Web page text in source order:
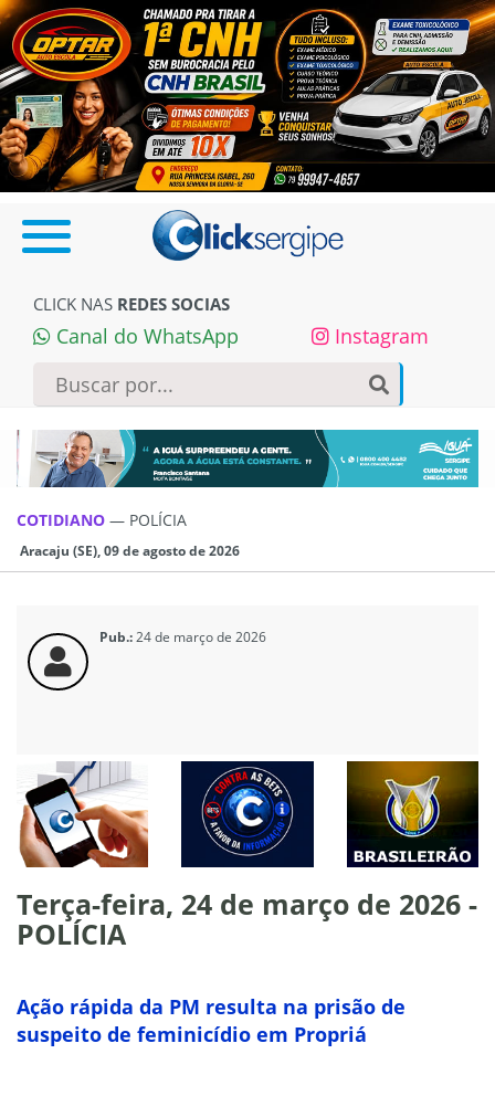
CLICK NAS REDES SOCIAS
Canal do WhatsApp Instagram
COTIDIANO — POLÍCIA
Aracaju (SE), 09 de agosto de 2026
Pub.:24 de março de 2026
Terça-feira, 24 de março de 2026 -
POLÍCIA
Ação rápida da PM resulta na prisão de
suspeito de feminicídio em Propriá